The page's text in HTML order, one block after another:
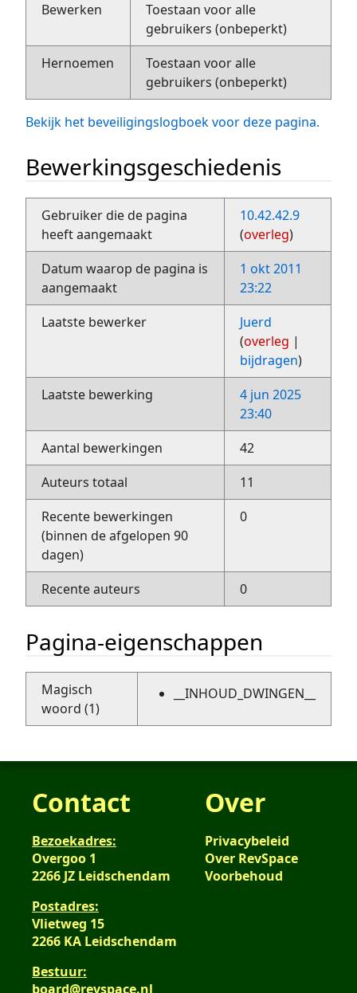
Bewerken
Toestaan voor alle
gebruikers (onbeperkt)
Hernoemen
Toestaan voor alle
gebruikers (onbeperkt)
Bekijk het beveiligingslogboek voor deze pagina.
Bewerkingsgeschiedenis
Gebruiker die de pagina
heeft aangemaakt
10.42.42.9
(overleg)
Datum waarop de pagina is
aangemaakt
1 okt 2011
23:22
Laatste bewerker
Juerd
(overleg |
bijdragen)
Laatste bewerking
4 jun 2025
23:40
Aantal bewerkingen
42
Auteurs totaal
11
Recente bewerkingen
(binnen de afgelopen 90
dagen)
0
Recente auteurs 0
Pagina-eigenschappen
Magisch
woord (1)
__INHOUD_DWINGEN__
Contact
Bezoekadres:
Overgoo 1
2266 JZ Leidschendam
Postadres:
Vlietweg 15
2266 KA Leidschendam
Bestuur:
board@revspace.nl
Over
Privacybeleid
Over RevSpace
Voorbehoud